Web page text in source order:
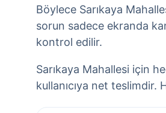
Böylece Sarıkaya
sorun sadece ekranda
kontrol edilir.
Sarıkaya Mahallesi için
kullanıcıya net teslimdir.